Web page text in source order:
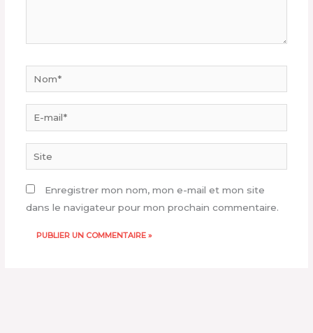
E-
mail*
Site
Enregistrer mon nom, mon e-mail et mon site
dans le navigateur pour mon prochain commentaire.